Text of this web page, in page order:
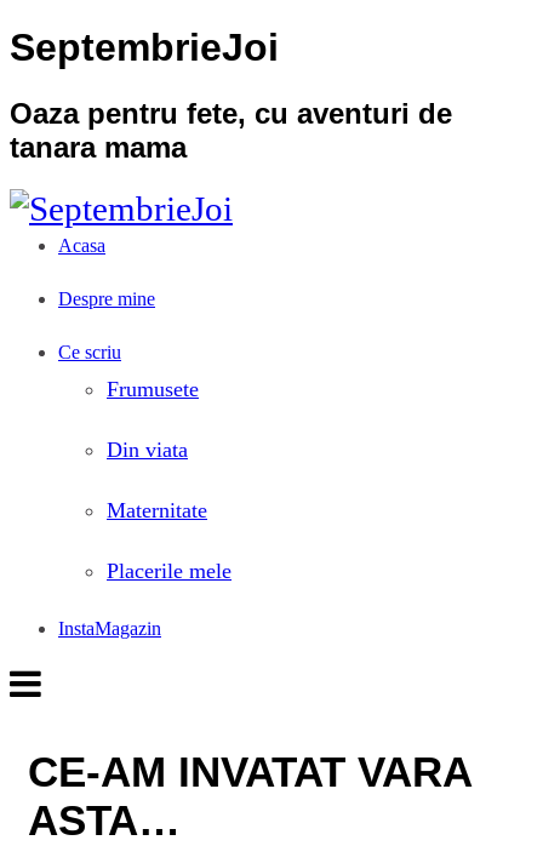
SeptembrieJoi
Oaza pentru fete, cu aventuri de
tanara mama
Acasa
Despre mine
Ce scriu
Frumusete
Din viata
Maternitate
Placerile mele
InstaMagazin
CE-AM INVATAT VARA
ASTA…